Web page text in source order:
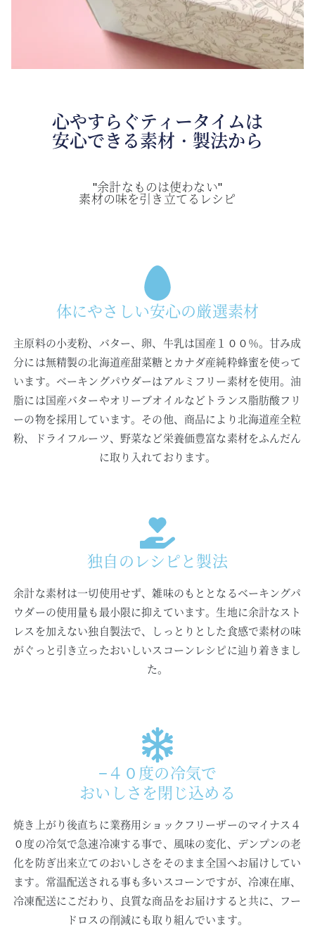
心やすらぐティータイムは
安心できる素材・製法から
"余計なものは使わない"
素材の味を引き立てるレシピ
体にやさしい安心の厳選素材
主原料の小麦粉、バター、卵、牛乳は国産１００％。甘み成
分には無精製の北海道産甜菜糖とカナダ産純粋蜂蜜を使って
います。ベーキングパウダーはアルミフリー素材を使用。油
脂には国産バターやオリーブオイルなどトランス脂肪酸フリ
ーの物を採用しています。その他、商品により北海道産全粒
粉、ドライフルーツ、野菜など栄養価豊富な素材をふんだん
に取り入れております。
独自のレシピと製法
余計な素材は一切使用せず、雑味のもととなるベーキングパ
ウダーの使用量も最小限に抑えています。生地に余計なスト
レスを加えない独自製法で、しっとりとした食感で素材の味
がぐっと引き立ったおいしいスコーンレシピに辿り着きまし
た。
−４０度の冷気で
おいしさを閉じ込める
焼き上がり後直ちに業務用ショックフリーザーのマイナス４
０度の冷気で急速冷凍する事で、風味の変化、デンプンの老
化を防ぎ出来立てのおいしさをそのまま全国へお届けしてい
ます。常温配送される事も多いスコーンですが、冷凍在庫、
冷凍配送にこだわり、良質な商品をお届けすると共に、フー
ドロスの削減にも取り組んでいます。